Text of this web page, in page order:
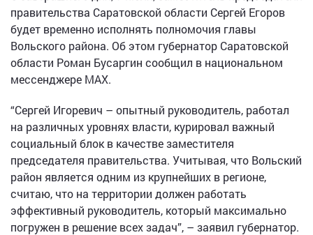
правительства Саратовской области Сергей Егоров
будет временно исполнять полномочия главы
Вольского района. Об этом губернатор Саратовской
области Роман Бусаргин сообщил в национальном
мессенджере МАХ.
“Сергей Игоревич – опытный руководитель, работал
на различных уровнях власти, курировал важный
социальный блок в качестве заместителя
председателя правительства. Учитывая, что Вольский
район является одним из крупнейших в регионе,
считаю, что на территории должен работать
эффективный руководитель, который максимально
погружен в решение всех задач”, – заявил губернатор.